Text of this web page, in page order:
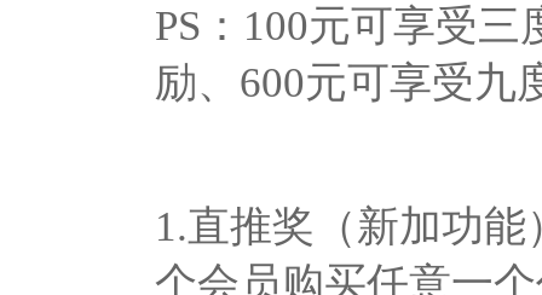
PS：100元可享受
励、600元可享受
1.直推奖（新加功
个会员购买任意一